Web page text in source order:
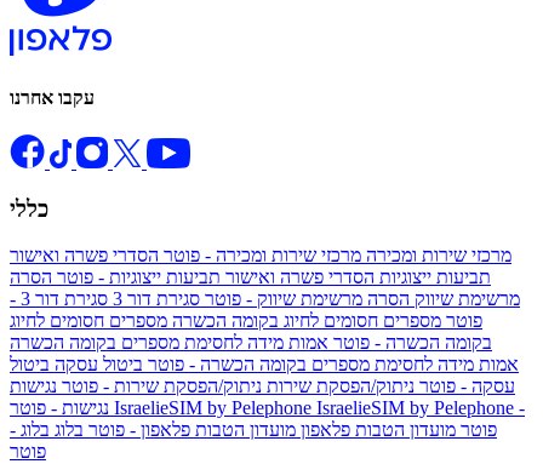
עקבו אחרנו
כללי
מרכזי שירות ומכירה מרכזי שירות ומכירה - פוטר הסדרי פשרה ואישור
תביעות ייצוגיות הסדרי פשרה ואישור תביעות ייצוגיות - פוטר הסרה
מרשימת שיווק הסרה מרשימת שיווק - פוטר סגירת דור 3
סגירת דור 3 -
פוטר מספרים חסומים לחיוג בקומה הכשרה מספרים חסומים לחיוג
בקומה הכשרה - פוטר אמות מידה לחסימת מספרים בקומה הכשרה
אמות מידה לחסימת מספרים בקומה הכשרה - פוטר ביטול עסקה ביטול
עסקה - פוטר ניתוק/הפסקת שירות ניתוק/הפסקת שירות - פוטר נגישות
IsraelieSIM by Pelephone IsraelieSIM by Pelephone -
פוטר מועדון הטבות פלאפון מועדון הטבות פלאפון - פוטר בלוג בלוג -
פוטר